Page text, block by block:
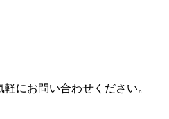
にお問い合わせください。